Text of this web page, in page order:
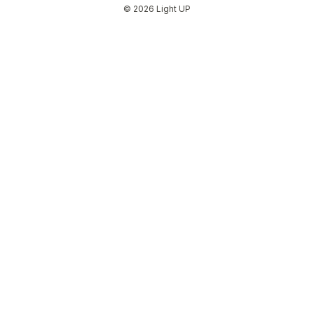
© 2026 Light UP